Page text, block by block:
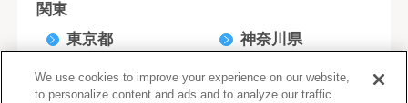
関東
東京都
神奈川県
茨城県
栃木県
We use cookies to improve your experience on our website,
to personalize content and ads and to analyze our traffic.